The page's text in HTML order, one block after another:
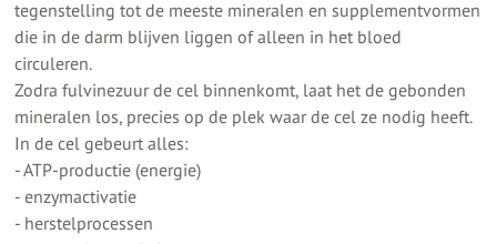
tegenstelling tot de meeste mineralen en supplementvormen
die in de darm blijven liggen of alleen in het bloed
circuleren.
Zodra fulvinezuur de cel binnenkomt, laat het de gebonden
mineralen los, precies op de plek waar de cel ze nodig heeft.
In de cel gebeurt alles:
- ATP-productie (energie)
- enzymactivatie
- herstelprocessen